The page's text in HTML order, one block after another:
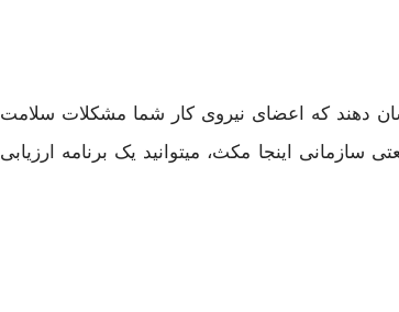
دهند که اعضای نیروی کار شما مشکلات سلامت
اینجا مکث، میتوانید یک برنامه ارزیابی